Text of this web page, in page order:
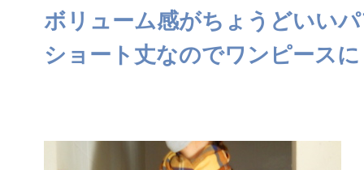
ボリューム感がちょうどいい
ショート丈なのでワンピース